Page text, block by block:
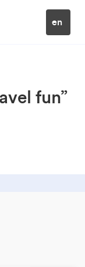
en
fun”